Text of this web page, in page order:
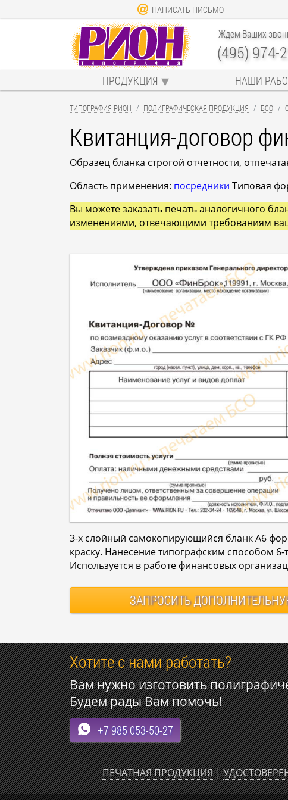
НАПИСАТЬ ПИСЬМО
Ждем Ваших
(495) 974-
ПРОДУКЦИЯ НАШИ
ТИПОГРАФИЯ РИОН ПОЛИГРАФИЧЕСКАЯ ПРОДУКЦИЯ БСО
Квитанция-договор
Образец бланка строгой отчетности,
Область применения: посредники Типовая
Вы можете заказать печать аналогичного
изменениями, отвечающими требованиям
З-х слойный самокопирующийся бланк А6
краску. Нанесение типографским способом
Используется в работе финансовых
ЗАПРОСИТЬ
Хотите с нами работать?
Вам нужно изготовить
Будем рады Вам помочь!
+7 985 053-50-27
ПЕЧАТНАЯ ПРОДУКЦИЯ|